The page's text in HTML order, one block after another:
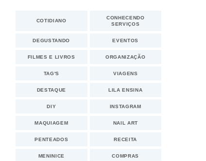
COTIDIANO
CONHECENDO
SERVIÇOS
DEGUSTANDO EVENTOS
FILMES E LIVROS ORGANIZAÇÃO
TAG'S VIAGENS
DESTAQUE LILA ENSINA
DIY INSTAGRAM
MAQUIAGEM NAIL ART
PENTEADOS RECEITA
MENINICE COMPRAS